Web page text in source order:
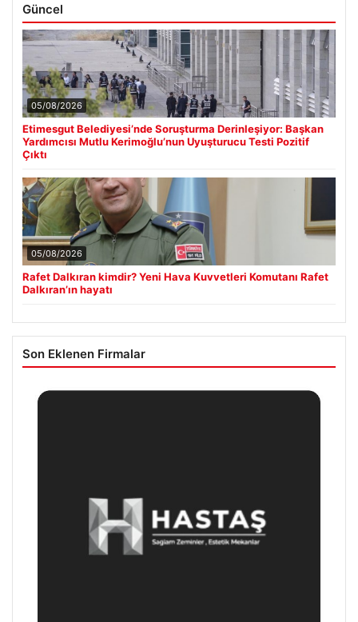
Güncel
05/08/2026
Etimesgut Belediyesi’nde Soruşturma Derinleşiyor: Başkan
Yardımcısı Mutlu Kerimoğlu’nun Uyuşturucu Testi Pozitif
Çıktı
05/08/2026
Rafet Dalkıran kimdir? Yeni Hava Kuvvetleri Komutanı Rafet
Dalkıran’ın hayatı
Son Eklenen Firmalar